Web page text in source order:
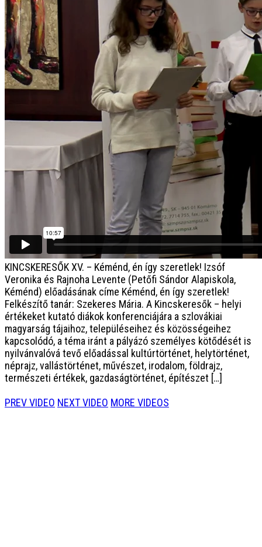
KINCSKERESŐK XV. – Kéménd, én így szeretlek! Izsóf
Veronika és Rajnoha Levente (Petőfi Sándor Alapiskola,
Kéménd) előadásának címe Kéménd, én így szeretlek!
Felkészítő tanár: Szekeres Mária. A Kincskeresők – helyi
értékeket kutató diákok konferenciájára a szlovákiai
magyarság tájaihoz, településeihez és közösségeihez
kapcsolódó, a téma iránt a pályázó személyes kötődését is
nyilvánvalóvá tevő előadással kultúrtörténet, helytörténet,
néprajz, vallástörténet, művészet, irodalom, földrajz,
természeti értékek, gazdaságtörténet, építészet […]
PREV VIDEO NEXT VIDEO MORE VIDEOS